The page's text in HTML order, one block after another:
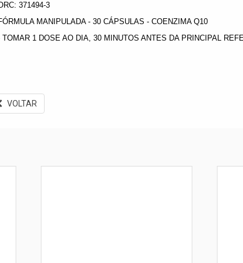
371494-3
MANIPULADA - 30 CÁPSULAS - COENZIMA Q10
TOMAR 1 DOSE AO DIA, 30 MINUTOS ANTES DA PRINCIPAL
VOLTAR